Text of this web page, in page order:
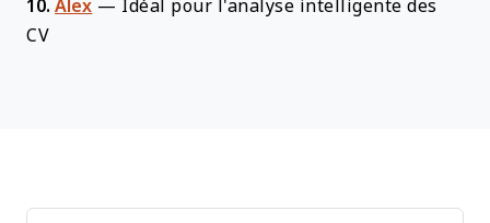
10. Alex — Idéal pour l'analyse intelligente des
CV